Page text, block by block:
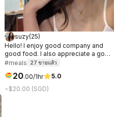
suzy(25)
Hello! I enjoy good company and
good food. I also appreciate a good
conversation, it can be about
other party while on the date, so if
you're curious about me, let's meet!
#meals 27 ขายแล้ว
20.00/1hr
5.0
~$20.00 (SGD)